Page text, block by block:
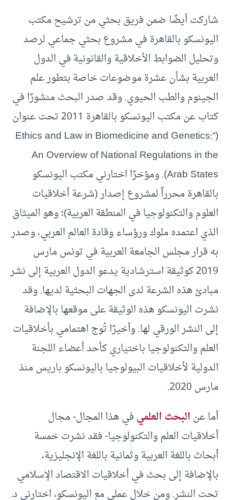
شاركت أيضًا ضمن فريق بحثي من ترشيح مكتب
اليونسكو بالقاهرة في مشروع بحثي جماعي لرصد
وتحليل الضوابط الأخلاقية والقانونية في الدول
العربية بشأن عشرة موضوعات خاصة بتطور علم
الجينوم والطب الحيوي. وقد صدر البحث منشورًا في
كتاب عن مكتب اليونسكو بالقاهرة 2011 تحت عنوان
(“Ethics and Law in Biomedicine and Genetics:
An Overview of National Regulations in the
Arab States). ومؤخرًا اختارني مكتب اليونسكو
بالقاهرة محرراً لمشروع إصدار (شرعة أخلاقيات
العلوم والتكنولوجيا في المنطقة العربية)؛ وهو الميثاق
الذي اعتمده ملوك ورؤساء وقادة العالم العربي، وصدر
به قرار مجلس الجامعة العربية في تونس مارس
2019 كوثيقة استرشادية يدعو الدول العربية إلى نشر
مبادئ هذه الشرعة لدى الجهات البحثية لديها. وقد
نشرت اليونسكو هذه الوثيقة على موقعها بالإضافة
إلى النشر الورقي لها. وأخيرًا تُوج اهتمامي بأخلاقيات
العلم والتكنولوجيا باختياري كأحد أعضاء اللجنة
الدولية لأخلاقيات البيولوجيا باليونسكو باريس منذ
مارس 2020.
أما عنالبحث العلميفي هذا المجال- مجال
أخلاقيات العلم والتكنولوجيا- فقد نشرت خمسة
أبحاث باللغة العربية وثمانية باللغة الإنجليزية،
بالإضافة إلى بحث في أخلاقيات الاقتصاد الإسلامي
تحت النشر. ومن خلال عملي مع اليونسكو، اختارني د.